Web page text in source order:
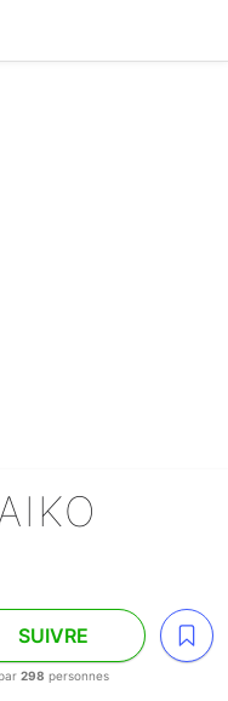
SUIVRE
298 personnes